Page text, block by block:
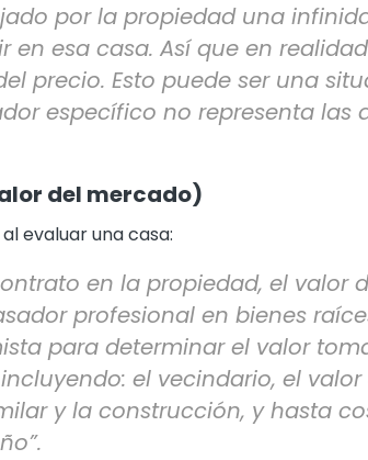
por la propiedad una
en esa casa. Así que en
precio. Esto puede ser una
específico no representa las
del mercado)
evaluar una casa:
en la propiedad, el valor
profesional en bienes
para determinar el valor
el vecindario, el valor
y la construcción, y hasta